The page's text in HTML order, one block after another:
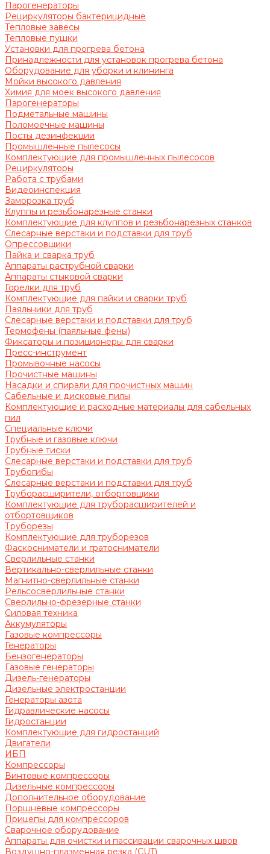
Парогенераторы
Рециркуляторы бактерицидные
Тепловые завесы
Тепловые пушки
Установки для прогрева бетона
Принадлежности для установок прогрева бетона
Оборудование для уборки и клининга
Мойки высокого давления
Химия для моек высокого давления
Парогенераторы
Подметальные машины
Поломоечные машины
Посты дезинфекции
Промышленные пылесосы
Комплектующие для промышленных пылесосов
Рециркуляторы
Работа с трубами
Видеоинспекция
Заморозка труб
Клуппы и резьбонарезные станки
Комплектующие для клуппов и резьбонарезных станков
Слесарные верстаки и подставки для труб
Опрессовщики
Пайка и сварка труб
Аппараты раструбной сварки
Аппараты стыковой сварки
Горелки для труб
Комплектующие для пайки и сварки труб
Паяльники для труб
Слесарные верстаки и подставки для труб
Термофены (паяльные фены)
Фиксаторы и позиционеры для сварки
Пресс-инструмент
Промывочные насосы
Прочистные машины
Насадки и спирали для прочистных машин
Сабельные и дисковые пилы
Комплектующие и расходные материалы для сабельных
пил
Специальные ключи
Трубные и газовые ключи
Трубные тиски
Слесарные верстаки и подставки для труб
Трубогибы
Слесарные верстаки и подставки для труб
Труборасширители, отбортовщики
Комплектующие для труборасширителей и
отбортовщиков
Труборезы
Комплектующие для труборезов
Фаскосниматели и гратосниматели
Сверлильные станки
Вертикально-сверлильные станки
Магнитно-сверлильные станки
Рельсосверлильные станки
Сверлильно-фрезерные станки
Силовая техника
Аккумуляторы
Газовые компрессоры
Генераторы
Бензогенераторы
Газовые генераторы
Дизель-генераторы
Дизельные электростанции
Генераторы азота
Гидравлические насосы
Гидростанции
Комплектующие для гидростанций
Двигатели
ИБП
Компрессоры
Винтовые компрессоры
Дизельные компрессоры
Дополнительное оборудование
Поршневые компрессоры
Прицепы для компрессоров
Сварочное оборудование
Аппараты для очистки и пассивации сварочных швов
Воздушно-плазменная резка (CUT)